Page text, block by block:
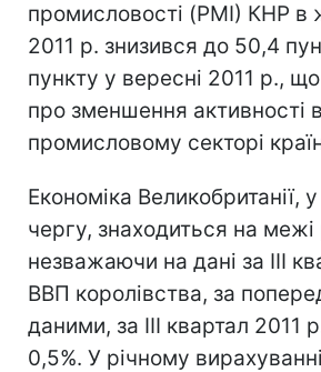
промисловості (PMI) КНР в
2011 р. знизився до 50,4
пункту у вересні 2011 р.,
про зменшення активності в
промисловому секторі
Економіка Великобританії,
чергу, знаходиться на межі
незважаючи на дані за III
ВВП королівства, за
даними, за III квартал 2011
0,5%. У річному